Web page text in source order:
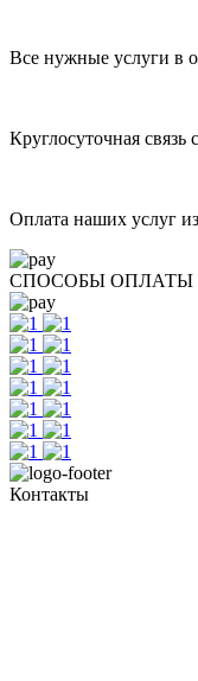
Все нужные услуги в
Круглосуточная
Оплата наших услуг
СПОСОБЫ ОПЛАТЫ
Контакты